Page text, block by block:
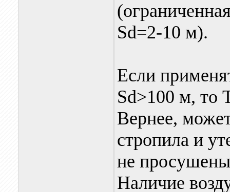
Sd=2-10 м).
Если
Sd>100 м,
Вернее,
стропила и
не
Наличие